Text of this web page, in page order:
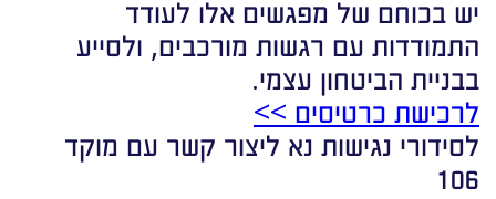
יש בכוחם של מפגשים אלו לעודד
התמודדות עם רגשות מורכבים, ולסייע
בבניית הביטחון עצמי.
לרכישת כרטיסים >>
לסידורי נגישות נא ליצור קשר עם מוקד
106